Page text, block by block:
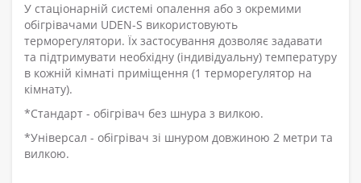
У стаціонарній системі опалення або з окремими
обігрівачами UDEN-S використовують
терморегулятори. Їх застосування дозволяє задавати
та підтримувати необхідну (індивідуальну) температуру
в кожній кімнаті приміщення (1 терморегулятор на
кімнату).
*Стандарт - обігрівач без шнура з вилкою.
*Універсал - обігрівач зі шнуром довжиною 2 метри та
вилкою.